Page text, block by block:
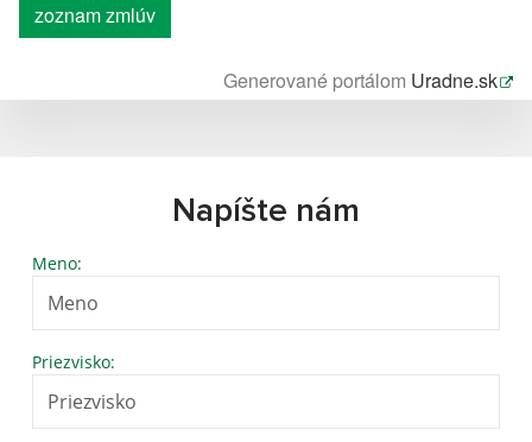
zoznam zmlúv
Generované portálom Uradne.sk
Napíšte nám
Meno:
Priezvisko: